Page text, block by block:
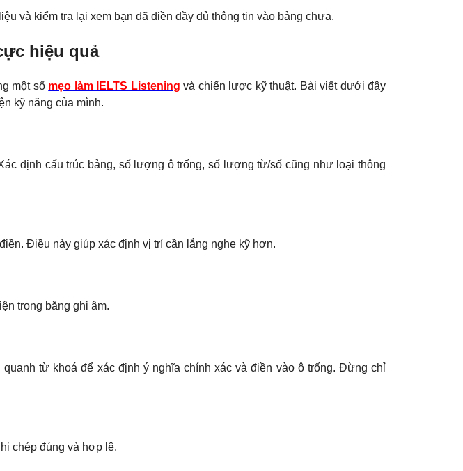
và kiểm tra lại xem bạn đã điền đầy đủ thông tin vào bảng chưa.
hiệu quả
một số mẹo làm IELTS Listening và chiến lược kỹ thuật. Bài viết dưới đây
kỹ năng của mình.
định cấu trúc bảng, số lượng ô trống, số lượng từ/số cũng như loại thông
Điều này giúp xác định vị trí cần lắng nghe kỹ hơn.
trong băng ghi âm.
từ khoá để xác định ý nghĩa chính xác và điền vào ô trống. Đừng chỉ
chép đúng và hợp lệ.